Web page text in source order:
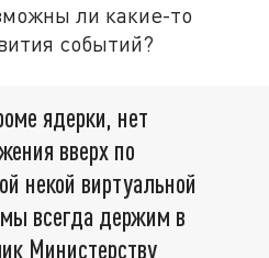
ли какие-то
событий?
ядерки, нет
вверх по
некой виртуальной
всегда держим в
Министерству